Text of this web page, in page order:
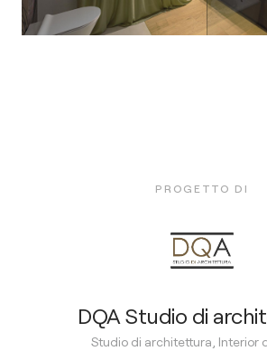
PROGETTO DI
DQA Studio di
Studio di architettura, Interior